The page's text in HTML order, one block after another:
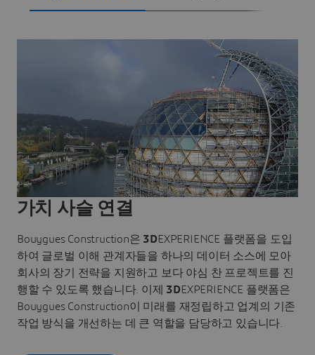
가치 사슬 연결
Bouygues Construction은 3DEXPERIENCE 플랫폼을 도입
하여 글로벌 이해 관계자들을 하나의 데이터 소스에 모아
회사의 장기 전략을 지원하고 보다 야심 찬 프로젝트를 진
행할 수 있도록 했습니다. 이제 3DEXPERIENCE 플랫폼은
Bouygues Construction이 미래를 재정립하고 업계의 기존
작업 방식을 개선하는 데 큰 역할을 담당하고 있습니다.